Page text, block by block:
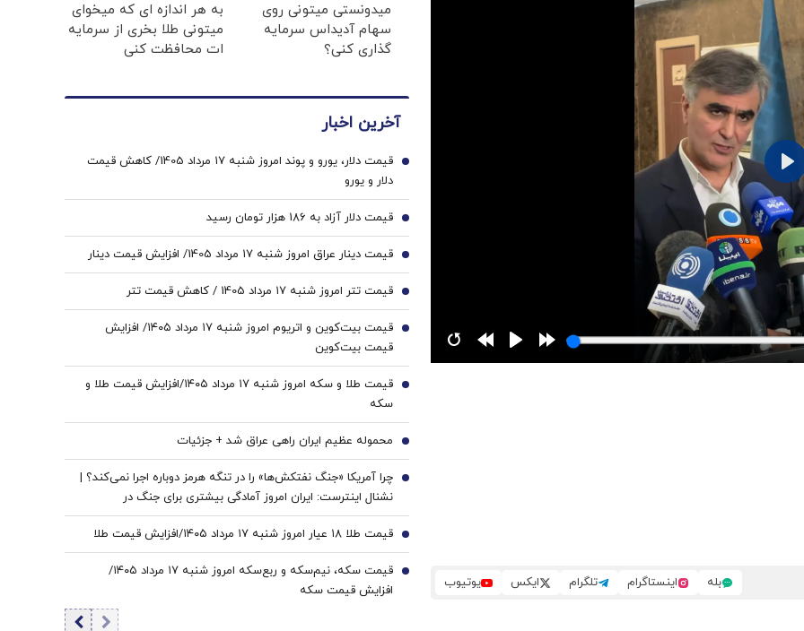
بله اینستاگرام تلگرام ایکس یوتیوب
میدونستی میتونی روی
سهام آدیداس سرمایه
گذاری کنی؟
به هر اندازه ای که میخوای
میتونی طلا بخری از سرمایه
ات محافظت کنی
آخرین اخبار
قیمت دلار، یورو و پوند امروز شنبه ۱۷ مرداد 1405/ کاهش قیمت
دلار و یورو
1
قیمت دلار آزاد به 186 هزار تومان رسید 2
قیمت دینار عراق امروز شنبه ۱۷ مرداد 1405/ افزایش قیمت دینار 3
قیمت تتر امروز شنبه ۱۷ مرداد 1405 / کاهش قیمت تتر 4
قیمت بیت‌کوین و اتریوم امروز شنبه ۱۷ مرداد ۱۴۰۵/ افزایش
قیمت بیت‌کوین
5
قیمت طلا و سکه امروز شنبه ۱۷ مرداد ۱۴۰۵/افزایش قیمت طلا و
سکه
6
محموله عظیم ایران راهی عراق شد + جزئیات 7
چرا آمریکا «جنگ نفتکش‌ها» را در تنگه هرمز دوباره اجرا نمی‌کند؟ |
نشنال اینترست: ایران امروز آمادگی بیشتری برای جنگ در
خلیج‌فارس دارد
8
قیمت طلا ۱۸ عیار امروز شنبه ۱۷ مرداد ۱۴۰۵/افزایش قیمت طلا 9
قیمت سکه، نیم‌سکه و ربع‌سکه امروز شنبه ۱۷ مرداد ۱۴۰۵/
افزایش قیمت سکه
10